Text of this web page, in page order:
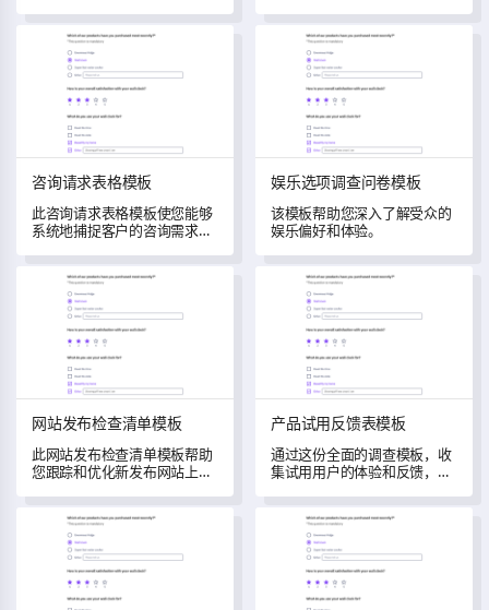
个人成长。
咨询请求表格模板
咨询请求表格模板
此咨询请求表格模板使您能够
系统地捕捉客户的咨询需求和
并提升客户满意度。
娱乐选项调查问卷模板
娱乐选项调查问卷模板
该模板帮助您深入了解受众的
娱乐偏好和体验。
网站发布检查清单模板
网站发布检查清单模板
此网站发布检查清单模板帮助
您跟踪和优化新发布网站上的
产品试用反馈表模板
产品试用反馈表模板
通过这份全面的调查模板，收
集试用用户的体验和反馈，以
活动参与者体验反馈模板 技术技能测试调查模板